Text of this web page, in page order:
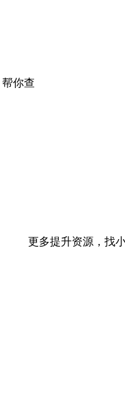
帮你查
更多提升资源，找